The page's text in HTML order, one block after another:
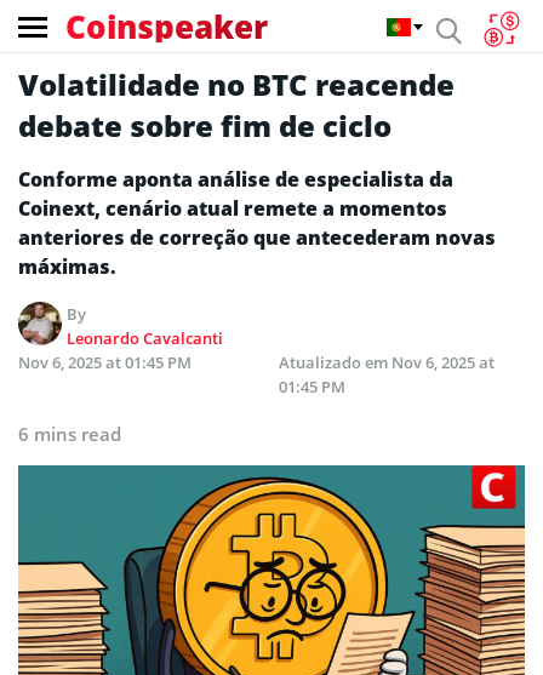
Coinspeaker
Volatilidade no BTC reacende
debate sobre fim de ciclo
Conforme aponta análise de especialista da
Coinext, cenário atual remete a momentos
anteriores de correção que antecederam novas
máximas.
By
Leonardo Cavalcanti
Nov 6, 2025 at 01:45 PM
Atualizado em Nov 6, 2025 at
01:45 PM
6 mins read